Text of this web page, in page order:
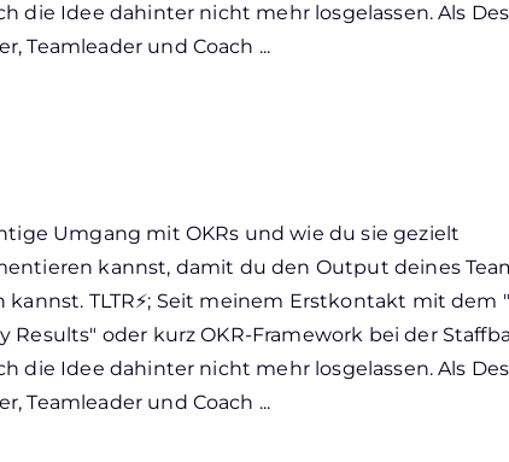
die Idee dahinter nicht mehr losgelassen. Als
Teamleader und Coach ...
Umgang mit OKRs und wie du sie gezielt
kannst, damit du den Output deines
kannst. TLTR⚡; Seit meinem Erstkontakt mit dem
Results" oder kurz OKR-Framework bei der
die Idee dahinter nicht mehr losgelassen. Als
Teamleader und Coach ...